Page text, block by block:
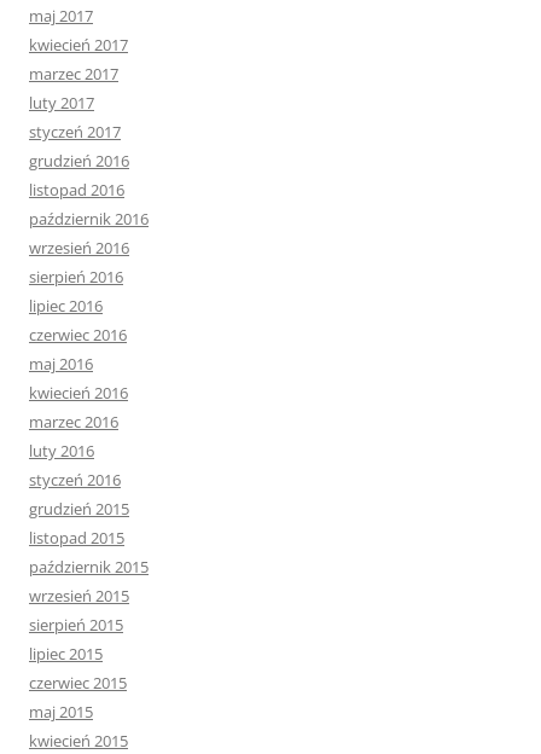
maj 2017
kwiecień 2017
marzec 2017
luty 2017
styczeń 2017
grudzień 2016
listopad 2016
październik 2016
wrzesień 2016
sierpień 2016
lipiec 2016
czerwiec 2016
maj 2016
kwiecień 2016
marzec 2016
luty 2016
styczeń 2016
grudzień 2015
listopad 2015
październik 2015
wrzesień 2015
sierpień 2015
lipiec 2015
czerwiec 2015
maj 2015
kwiecień 2015